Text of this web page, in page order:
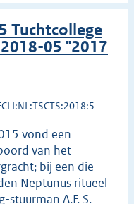
Tuchtcollege
05 "2017
vond een
van het
bij een die
Neptunus ritueel
stuurman A.F. S.